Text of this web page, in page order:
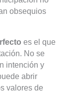
obsequios
es el que
No se
intención y
abrir
valores de